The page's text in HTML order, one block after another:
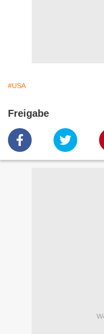
#USA
Freigabe